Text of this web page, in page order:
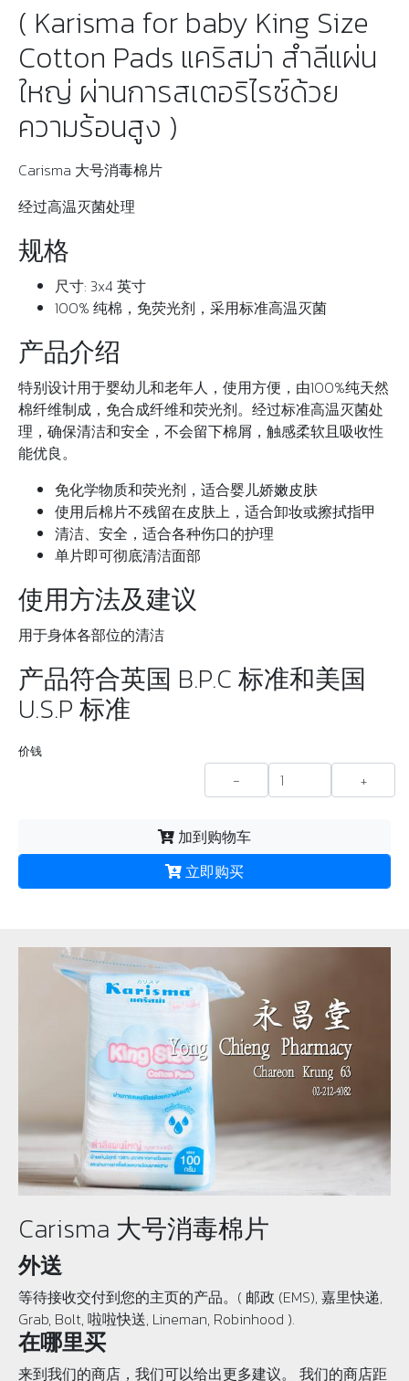
( Karisma for baby King Size
Cotton Pads แคริสม่า สำลีแผ่น
ใหญ่ ผ่านการสเตอริไรซ์ด้วย
ความร้อนสูง )
Carisma 大号消毒棉片
经过高温灭菌处理
规格
尺寸: 3x4 英寸
100% 纯棉，免荧光剂，采用标准高温灭菌
产品介绍
特别设计用于婴幼儿和老年人，使用方便，由100%纯天然
棉纤维制成，免合成纤维和荧光剂。经过标准高温灭菌处
理，确保清洁和安全，不会留下棉屑，触感柔软且吸收性
能优良。
免化学物质和荧光剂，适合婴儿娇嫩皮肤
使用后棉片不残留在皮肤上，适合卸妆或擦拭指甲
清洁、安全，适合各种伤口的护理
单片即可彻底清洁面部
使用方法及建议
用于身体各部位的清洁
产品符合英国 B.P.C 标准和美国
U.S.P 标准
价钱
- +
加到购物车
立即购买
Carisma 大号消毒棉片
外送
等待接收交付到您的主页的产品。( 邮政 (EMS), 嘉里快递,
Grab, Bolt, 啦啦快送, Lineman, Robinhood ).
在哪里买
来到我们的商店，我们可以给出更多建议。 我们的商店距